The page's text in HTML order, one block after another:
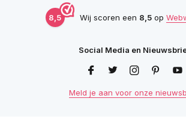
8,5 Wij scoren een 8,5op
Social Media en
Meld je aan voor onze